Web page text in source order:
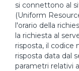
si connettono al
(Uniform
l'orario della
la richiesta al
risposta, il codice
risposta data dal
parametri relativi